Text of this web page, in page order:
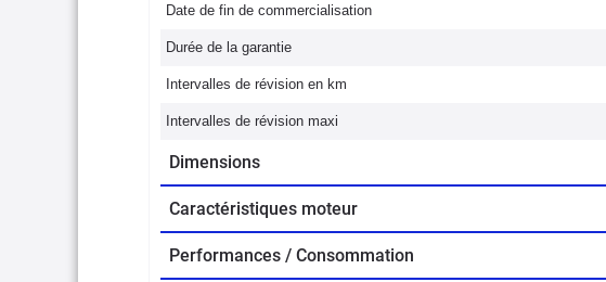
Date de fin de commercialisation
Durée de la garantie
Intervalles de révision en km
Intervalles de révision maxi
Dimensions
Caractéristiques moteur
Performances / Consommation